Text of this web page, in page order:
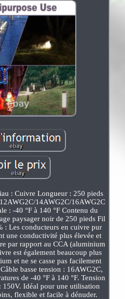
: Cuivre Longueur : 250 pieds
14AWG2C/16AWG2C
: -40 °F à 140 °F Contenu du
paysager noir de 250 pieds Fil
: Les conducteurs en cuivre pur
une conductivité plus élevée et
par rapport au CCA (aluminium
est également beaucoup plus
et ne se casse pas facilement
basse tension : 16AWG2C,
de -40 °F à 140 °F. Tension
150V. Idéal pour une utilisation
flexible et facile à dénuder.